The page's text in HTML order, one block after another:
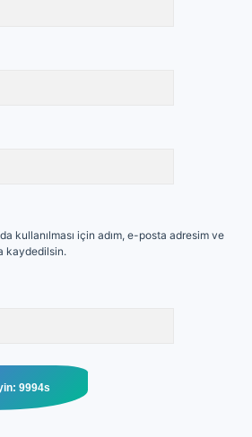
kullanılması için adım, e-posta adresim ve
kaydedilsin.